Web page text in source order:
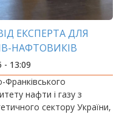
ЕКСПЕРТА ДЛЯ
НАФТОВИКІВ
- 13:09
Франківського
нафти і газу з
сектору України,